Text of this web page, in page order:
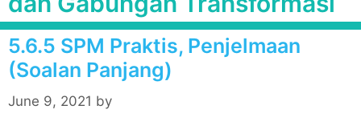
5.6.5 SPM Praktis, Penjelmaan
(Soalan Panjang)
June 9, 2021 by